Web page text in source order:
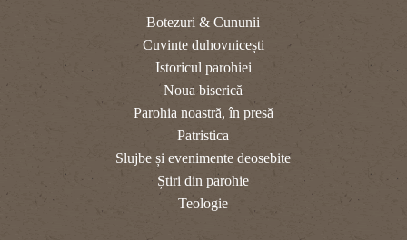
Botezuri & Cununii
Cuvinte duhovnicești
Istoricul parohiei
Noua biserică
Parohia noastră, în presă
Patristica
Slujbe și evenimente deosebite
Știri din parohie
Teologie